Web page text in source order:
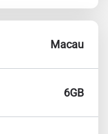
Macau
6GB